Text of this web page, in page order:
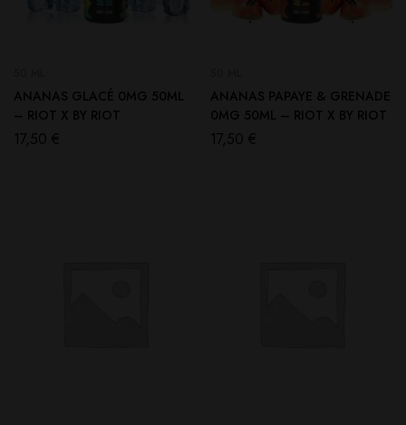
ANANAS GLACÉ 0MG 50ML
– RIOT X BY RIOT
17,50 €
ANANAS PAPAYE & GRENADE
0MG 50ML – RIOT X BY RIOT
17,50 €